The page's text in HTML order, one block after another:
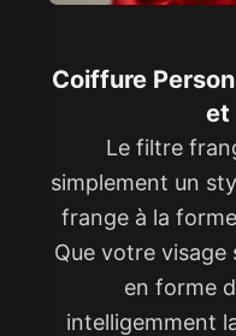
Coiffure
et
Le filtre
simplement un
frange à la
Que votre
en forme
intelligemment